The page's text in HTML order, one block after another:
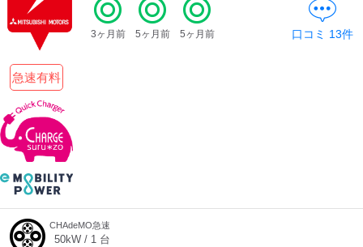
急速有料
3ヶ月前 5ヶ月前 5ヶ月前 口コミ 13件
CHAdeMO急速
50kW / 1 台